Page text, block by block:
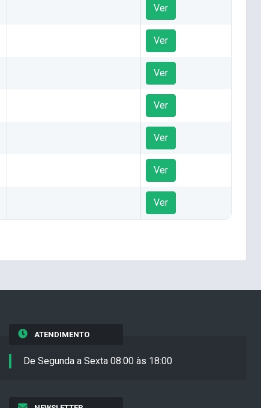
Ver
Ver
Ver
Ver
Ver
Ver
Ver
ATENDIMENTO
De Segunda a Sexta 08:00 às 18:00